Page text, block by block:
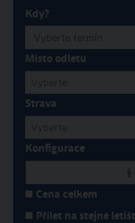
Kdy?
Místo odletu
Strava
Konfigurace
Cena celkem
Přílet na stejné